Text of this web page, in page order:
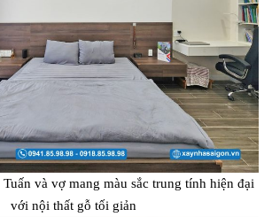
và vợ mang màu sắc trung tính hiện đại
với nội thất gỗ tối giản